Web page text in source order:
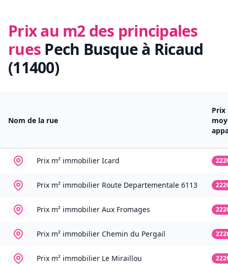
Prix au m2 des principales
rues Pech Busque à Ricaud
(11400)
Nom de la rue
Prix
Prix m² immobilier Icard
Prix m² immobilier Route Departementale 6113
Prix m² immobilier Aux Fromages
Prix m² immobilier Chemin du Pergail
Prix m² immobilier Le Miraillou